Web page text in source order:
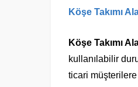
Köşe Takımı
Köşe Takımı
kullanılabilir
ticari